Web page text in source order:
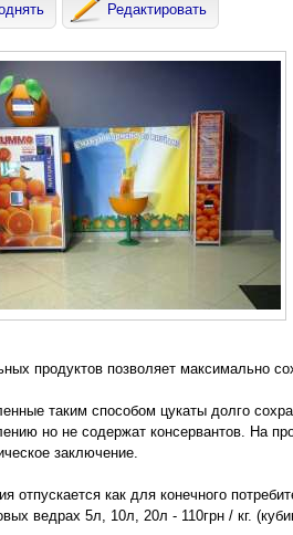
Редактировать
продуктов позволяет максимально
таким способом цукаты долго
но не содержат консервантов. На
заключение.
отпускается как для конечного
ведрах 5л, 10л, 20л - 110грн / кг.